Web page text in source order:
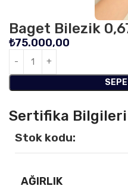
Baget Bilezik
₺75.000,00
Sertifika Bilgileri
Stok kodu:
AĞIRLIK